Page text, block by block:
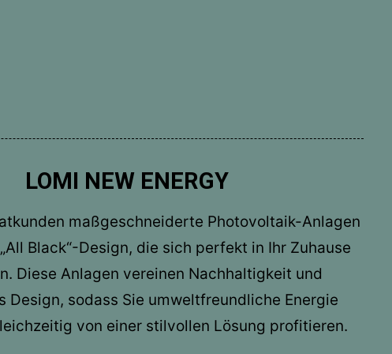
LOMI NEW ENERGY
maßgeschneiderte Photovoltaik-Anlagen
Black“-Design, die sich perfekt in Ihr Zuhause
Diese Anlagen vereinen Nachhaltigkeit und
Design, sodass Sie umweltfreundliche Energie
von einer stilvollen Lösung profitieren.